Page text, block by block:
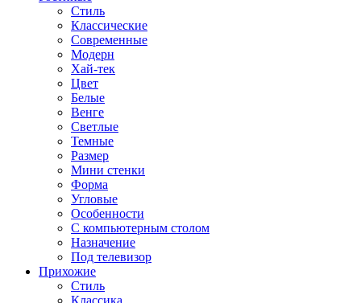
Стиль
Классические
Современные
Модерн
Хай-тек
Цвет
Белые
Венге
Светлые
Темные
Размер
Мини стенки
Форма
Угловые
Особенности
С компьютерным столом
Назначение
Под телевизор
Прихожие
Стиль
Классика